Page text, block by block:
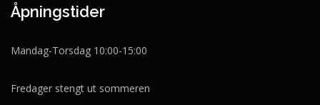
Åpningstider
Mandag-Torsdag 10:00-15:00
Fredager stengt ut sommeren